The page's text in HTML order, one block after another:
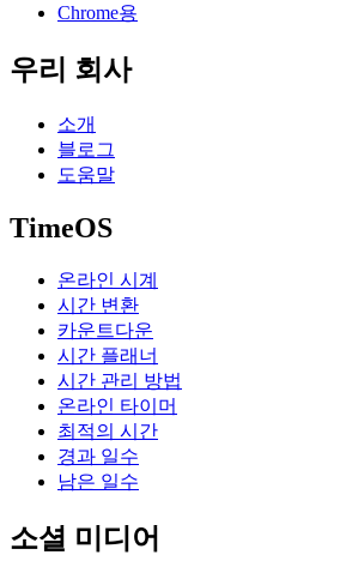
Chrome용
우리 회사
소개
블로그
도움말
TimeOS
온라인 시계
시간 변환
카운트다운
시간 플래너
시간 관리 방법
온라인 타이머
최적의 시간
경과 일수
남은 일수
소셜 미디어